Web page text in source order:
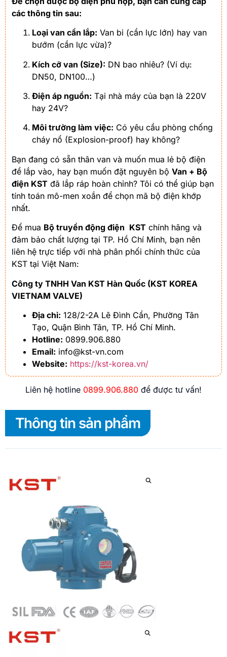
các thông tin sau:
Loại van cần lắp: Van bi (cần lực lớn) hay van
bướm (cần lực vừa)?
Kích cỡ van (Size): DN bao nhiêu? (Ví dụ:
DN50, DN100…)
Điện áp nguồn: Tại nhà máy của bạn là 220V
hay 24V?
Môi trường làm việc: Có yêu cầu phòng chống
cháy nổ (Explosion-proof) hay không?
Bạn đang có sẵn thân van và muốn mua lẻ bộ điện
để lắp vào, hay bạn muốn đặt nguyên bộ Van + Bộ
điện KST đã lắp ráp hoàn chỉnh? Tôi có thể giúp bạn
tính toán mô-men xoắn để chọn mã bộ điện khớp
nhất.
Để mua Bộ truyền động điện KST chính hãng và
đảm bảo chất lượng tại TP. Hồ Chí Minh, bạn nên
liên hệ trực tiếp với nhà phân phối chính thức của
KST tại Việt Nam:
Công ty TNHH Van KST Hàn Quốc (KST KOREA
VIETNAM VALVE)
Địa chỉ: 128/2-2A Lê Đình Cẩn, Phường Tân
Tạo, Quận Bình Tân, TP. Hồ Chí Minh.
Hotline: 0899.906.880
Email: info@kst-vn.com
Website: https://kst-korea.vn/
Liên hệ hotline 0899.906.880 để được tư vấn!
Thông tin sản phẩm